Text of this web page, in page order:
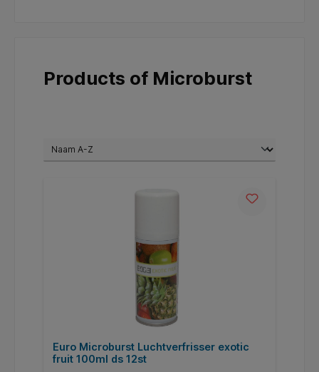
Products of Microburst
Euro Microburst Luchtverfrisser exotic
fruit 100ml ds 12st